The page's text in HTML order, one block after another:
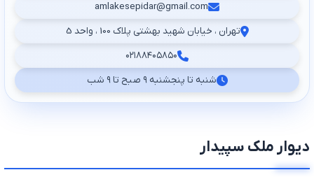
amlakesepidar@gmail.com
تهران ، خیابان شهید بهشتی پلاک 100 ، واحد 5
۰۲۱۸۸۴۰۵۸۵۰
شنبه تا پنجشنبه ۹ صبح تا ۹ شب
دیوار ملک سپیدار